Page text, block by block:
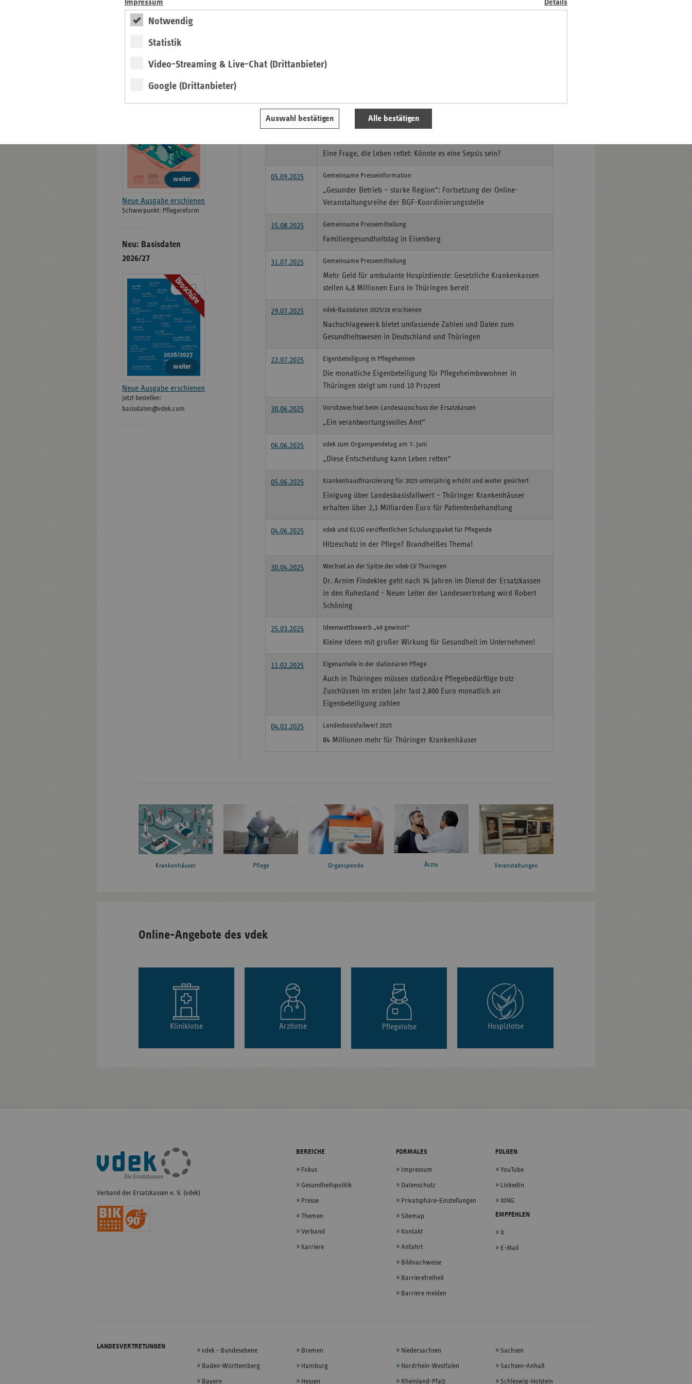
Impressum
Details
Notwendig
Statistik
Video-Streaming & Live-Chat (Drittanbieter)
Google (Drittanbieter)
Auswahl bestätigen Alle bestätigen
Pfalz
Holstein
Unterschätzte Gefahr bei Diabetes: Psychische Erkrankungen und
23.09.2025 Pressemitteilung
Woche der Demenz
Eine Frage, die Leben rettet: Könnte es eine Sepsis sein?
05.09.2025 Gemeinsame Presseinformation
„Gesunder Betrieb – starke Region“: Fortsetzung der Online-
Veranstaltungsreihe der BGF-Koordinierungsstelle
15.08.2025 Gemeinsame Pressemitteilung
Familiengesundheitstag in Eisenberg
31.07.2025 Gemeinsame Pressemitteilung
Mehr Geld für ambulante Hospizdienste: Gesetzliche Krankenkassen
stellen 4,8 Millionen Euro in Thüringen bereit
29.07.2025 vdek-Basisdaten 2025/26 erschienen
Nachschlagewerk bietet umfassende Zahlen und Daten zum
Gesundheitswesen in Deutschland und Thüringen
22.07.2025 Eigenbeteiligung in Pflegeheimen
Die monatliche Eigenbeteiligung für Pflegeheimbewohner in
Thüringen steigt um rund 10 Prozent
30.06.2025 Vorsitzwechsel beim Landesausschuss der Ersatzkassen
„Ein verantwortungsvolles Amt“
06.06.2025 vdek zum Organspendetag am 7. Juni
„Diese Entscheidung kann Leben retten“
05.06.2025 Krankenhausfinanzierung für 2025 unterjährig erhöht und weiter gesichert
Einigung über Landesbasisfallwert – Thüringer Krankenhäuser
erhalten über 2,1 Milliarden Euro für Patientenbehandlung
04.06.2025 vdek und KLUG veröffentlichen Schulungspaket für Pflegende
Hitzeschutz in der Pflege? Brandheißes Thema!
30.04.2025 Wechsel an der Spitze der vdek-LV Thüringen
Dr. Arnim Findeklee geht nach 34 Jahren im Dienst der Ersatzkassen
in den Ruhestand - Neuer Leiter der Landesvertretung wird Robert
Schöning
25.03.2025 Ideenwettbewerb „49 gewinnt“
Kleine Ideen mit großer Wirkung für Gesundheit im Unternehmen!
11.02.2025 Eigenanteile in der stationären Pflege
Auch in Thüringen müssen stationäre Pflegebedürftige trotz
Zuschüssen im ersten Jahr fast 2.800 Euro monatlich an
Eigenbeteiligung zahlen
04.02.2025 Landesbasisfallwert 2025
84 Millionen mehr für Thüringer Krankenhäuser
Bildarchiv
Neu: Ausgabe 4/2026
des ersatzkassen
Magazin
weiter
Neue Ausgabe erschienen
Schwerpunkt: Pflegereform
Neu: Basisdaten
2026/27
Broschüre
weiter
Neue Ausgabe erschienen
Jetzt bestellen:
basisdaten@vdek.com
Krankenhäuser Pflege Organspende Ärzte Veranstaltungen
Online-Angebote des vdek
Kliniklotse Arztlotse Pflegelotse Hospizlotse
Fußleisten-
Navigation
Verband der Ersatzkassen e. V. (vdek)
BEREICHE
Fokus
Gesundheitspolitik
Presse
Themen
Verband
Karriere
FORMALES
Impressum
Datenschutz
Privatsphäre-Einstellungen
Sitemap
Kontakt
Anfahrt
Bildnachweise
Barrierefreiheit
Barriere melden
FOLGEN
YouTube
LinkedIn
XING
EMPFEHLEN
X
E-Mail
LANDESVERTRETUNGEN
vdek - Bundesebene
Baden-Württemberg
Bayern
Bremen
Hamburg
Hessen
Niedersachsen
Nordrhein-Westfalen
Rheinland-Pfalz
Sachsen
Sachsen-Anhalt
Schleswig-Holstein